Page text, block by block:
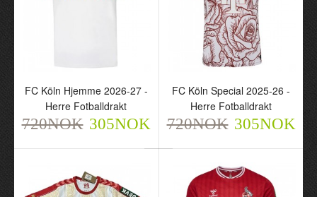
27 - Herre Fotballdrakt
720NOK 305NOK
- Herre Fotballdrakt
720NOK 305NOK
FC Köln Hjemme 2026-27 -
Herre Fotballdrakt
720NOK 305NOK
FC Köln Special 2025-26 -
Herre Fotballdrakt
720NOK 305NOK